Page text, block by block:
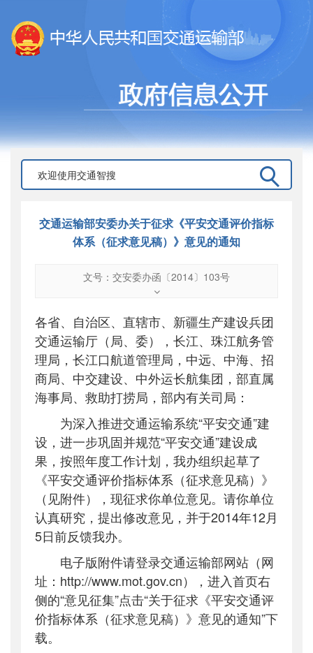
交通运输部安委办关于征求《平安交通评价指标
体系（征求意见稿）》意见的通知
文号：交安委办函〔2014〕103号
交安委办函〔2014〕103号
公开日期：2014年11月25日
主题词
平安交通;评价指标;体系
机构分类：安全与质量监督管理司
主题分类：公众参与
公文类型：部函
各省、自治区、直辖市、新疆生产建设兵团
交通运输厅（局、委），长江、珠江航务管
理局，长江口航道管理局，中远、中海、招
商局、中交建设、中外运长航集团，部直属
海事局、救助打捞局，部内有关司局：
为深入推进交通运输系统“平安交通”建
设，进一步巩固并规范“平安交通”建设成
果，按照年度工作计划，我办组织起草了
《平安交通评价指标体系（征求意见稿）》
（见附件），现征求你单位意见。请你单位
认真研究，提出修改意见，并于2014年12月
5日前反馈我办。
电子版附件请登录交通运输部网站（网
址： http://www.mot.gov.cn），进入首页右
侧的“意见征集”点击“关于征求《平安交通评
价指标体系（征求意见稿）》意见的通知”下
载。